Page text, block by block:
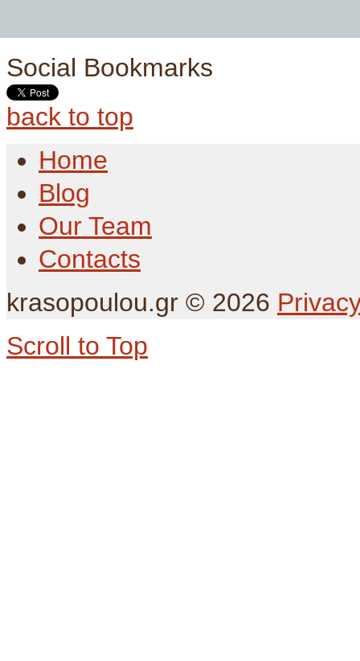
Social Bookmarks
back to top
Home
Blog
Our Team
Contacts
krasopoulou.gr © 2026
Scroll to Top